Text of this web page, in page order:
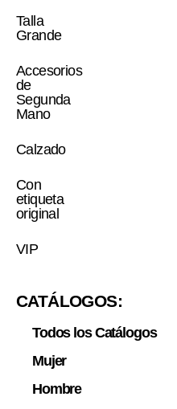
Talla
Grande
Accesorios
de
Segunda
Mano
Calzado
Con
etiqueta
original
VIP
CATÁLOGOS:
Todos los Catálogos
Mujer
Hombre